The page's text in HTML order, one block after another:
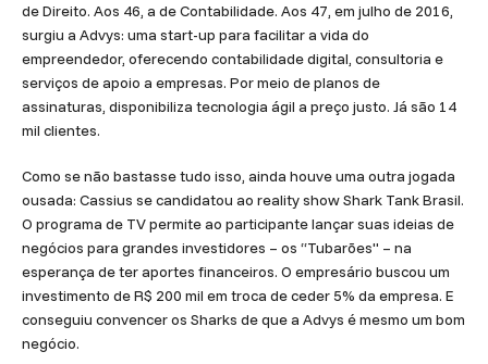
de Direito. Aos 46, a de Contabilidade. Aos 47, em julho de 2016,
surgiu a Advys: uma start-up para facilitar a vida do
empreendedor, oferecendo contabilidade digital, consultoria e
serviços de apoio a empresas. Por meio de planos de
assinaturas, disponibiliza tecnologia ágil a preço justo. Já são 14
mil clientes.
Como se não bastasse tudo isso, ainda houve uma outra jogada
ousada: Cassius se candidatou ao reality show Shark Tank Brasil.
O programa de TV permite ao participante lançar suas ideias de
negócios para grandes investidores – os “Tubarões" – na
esperança de ter aportes financeiros. O empresário buscou um
investimento de R$ 200 mil em troca de ceder 5% da empresa. E
conseguiu convencer os Sharks de que a Advys é mesmo um bom
negócio.